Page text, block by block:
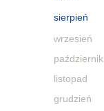
sierpień
wrzesień
październik
listopad
grudzień